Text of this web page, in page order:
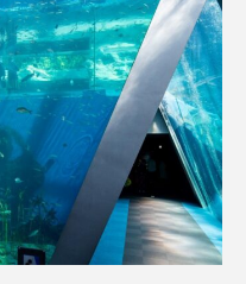
歴史
館 水族館人
生物 汽水域
法律 海
洋 海洋環境